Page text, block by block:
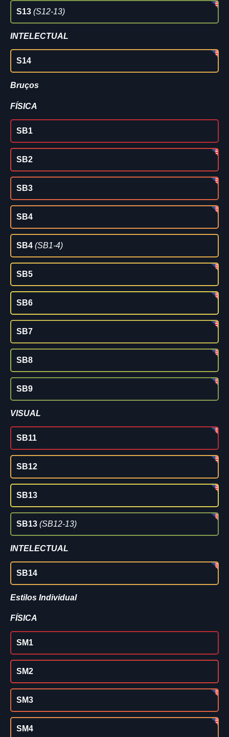
S13 (S12-13)
INTELECTUAL
S14
Bruços
FÍSICA
SB1
SB2
SB3
SB4
SB4 (SB1-4)
SB5
SB6
SB7
SB8
SB9
VISUAL
SB11
SB12
SB13
SB13 (SB12-13)
INTELECTUAL
SB14
Estilos Individual
FÍSICA
SM1
SM2
SM3
SM4